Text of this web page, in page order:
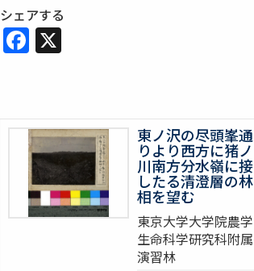
シェアする
Facebook
X
東ノ沢の尽頭峯通
りより西方に猪ノ
川南方分水嶺に接
したる清澄層の林
相を望む
東京大学大学院農学
生命科学研究科附属
演習林